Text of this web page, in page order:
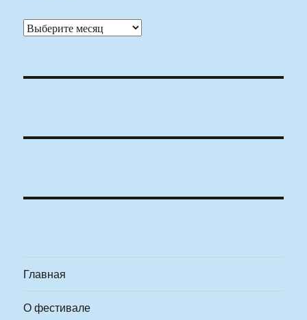
Архивы
Главная
О фестивале